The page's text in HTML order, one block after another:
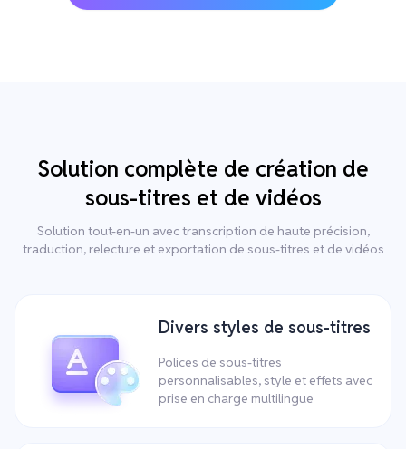
Solution complète de création de
sous-titres et de vidéos
Solution tout-en-un avec transcription de haute précision,
traduction, relecture et exportation de sous-titres et de vidéos
Divers styles de sous-titres
Polices de sous-titres
personnalisables, style et effets avec
prise en charge multilingue